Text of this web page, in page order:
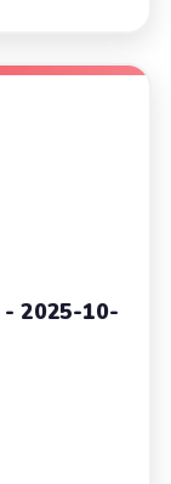
- 2025-10-